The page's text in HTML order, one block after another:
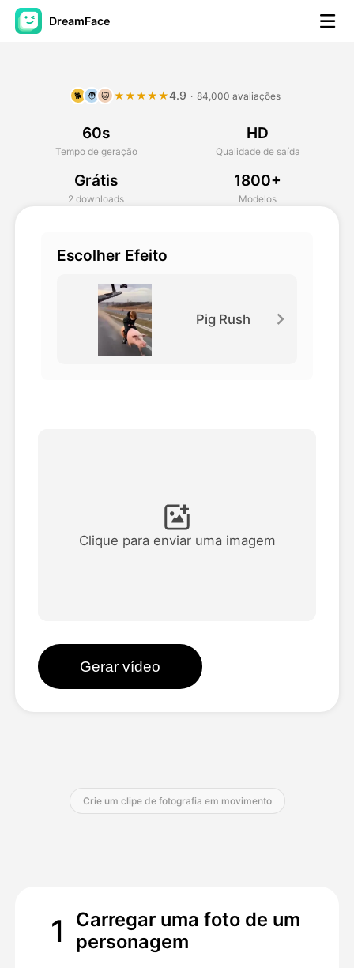
DreamFace
Vídeo Avatar
AI Video
Ver todos os modelos
Blog
🐕 🧑 🐱 ★★★★★4.9 · 84,000 avaliações
60s
Tempo de geração
HD
Qualidade de saída
Grátis
2 downloads
1800+
Modelos
Escolher Efeito
Pig Rush
Clique para enviar uma imagem
Gerar vídeo
Crie um clipe de fotografia em movimento
1
Carregar uma foto de um
personagem